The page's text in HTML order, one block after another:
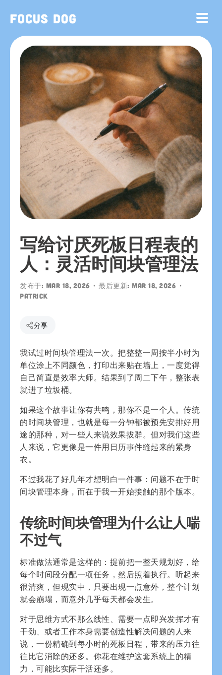
Focus Dog
写给讨厌死板日程表的
人：灵活时间块管理法
发布于: Mar 18, 2026 • 最后更新: Mar 18, 2026 •
patrick
分享
我试过时间块管理法一次。把整整一周按半小时为
单位涂上不同颜色，打印出来贴在墙上，一度觉得
自己简直是效率大师。结果到了周二下午，整张表
就进了垃圾桶。
如果这个故事让你有共鸣，那你不是一个人。传统
的时间块管理，也就是每一分钟都被预先安排好用
途的那种，对一些人来说效果拔群。但对我们这些
人来说，它更像是一件用日历事件缝起来的紧身
衣。
不过我花了好几年才想明白一件事：问题不在于时
间块管理本身，而在于我一开始接触的那个版本。
传统时间块管理为什么让人喘
不过气
标准做法通常是这样的：提前把一整天规划好，给
每个时间段分配一项任务，然后照着执行。听起来
很清爽，但现实中，只要出现一点意外，整个计划
就会崩塌，而意外几乎每天都会发生。
对于思维方式不那么线性、需要一点即兴发挥才有
干劲、或者工作本身需要创造性解决问题的人来
说，一份精确到每小时的死板日程，带来的压力往
往比它消除的还多。你花在维护这套系统上的精
力，可能比实际干活还多。